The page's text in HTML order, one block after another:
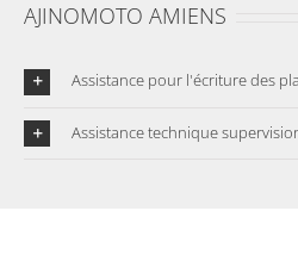
AJINOMOTO AMIENS
Assistance pour l'écriture des
Assistance technique